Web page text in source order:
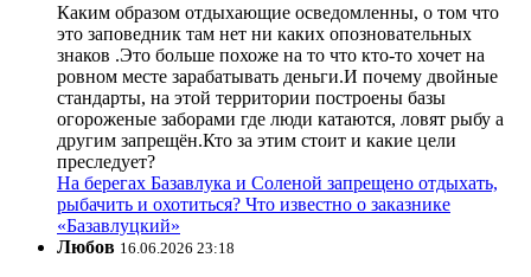
Каким образом отдыхающие осведомленны, о том что
это заповедник там нет ни каких опозновательных
знаков .Это больше похоже на то что кто-то хочет на
ровном месте зарабатывать деньги.И почему двойные
стандарты, на этой территории построены базы
огороженые заборами где люди катаются, ловят рыбу а
другим запрещён.Кто за этим стоит и какие цели
преследует?
На берегах Базавлука и Соленой запрещено отдыхать,
рыбачить и охотиться? Что известно о заказнике
«Базавлуцкий»
Любов 16.06.2026 23:18